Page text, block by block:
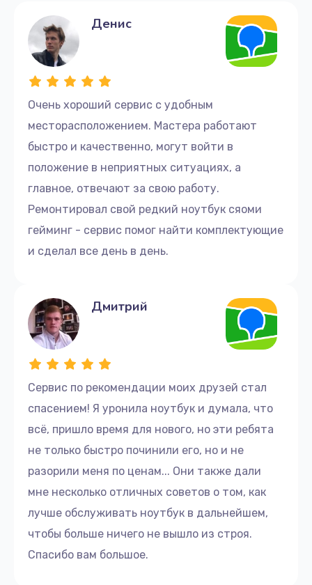
Очень хороший сервис с удобным
месторасположением. Мастера работают
быстро и качественно, могут войти в
положение в неприятных ситуациях, а
главное, отвечают за свою работу.
Ремонтировал свой редкий ноутбук сяоми
гейминг - сервис помог найти комплектующие
и сделал все день в день.
Денис
Сервис по рекомендации моих друзей стал
спасением! Я уронила ноутбук и думала, что
всё, пришло время для нового, но эти ребята
не только быстро починили его, но и не
разорили меня по ценам... Они также дали
мне несколько отличных советов о том, как
лучше обслуживать ноутбук в дальнейшем,
чтобы больше ничего не вышло из строя.
Спасибо вам большое.
Дмитрий